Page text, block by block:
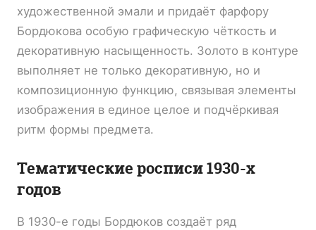
художественной эмали и придаёт фарфору
Бордюкова особую графическую чёткость и
декоративную насыщенность. Золото в контуре
выполняет не только декоративную, но и
композиционную функцию, связывая элементы
изображения в единое целое и подчёркивая
ритм формы предмета.
Тематические росписи 1930-х
годов
В 1930-е годы Бордюков создаёт ряд